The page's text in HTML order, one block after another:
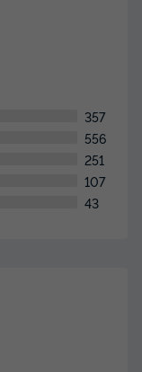
357
556
251
107
43